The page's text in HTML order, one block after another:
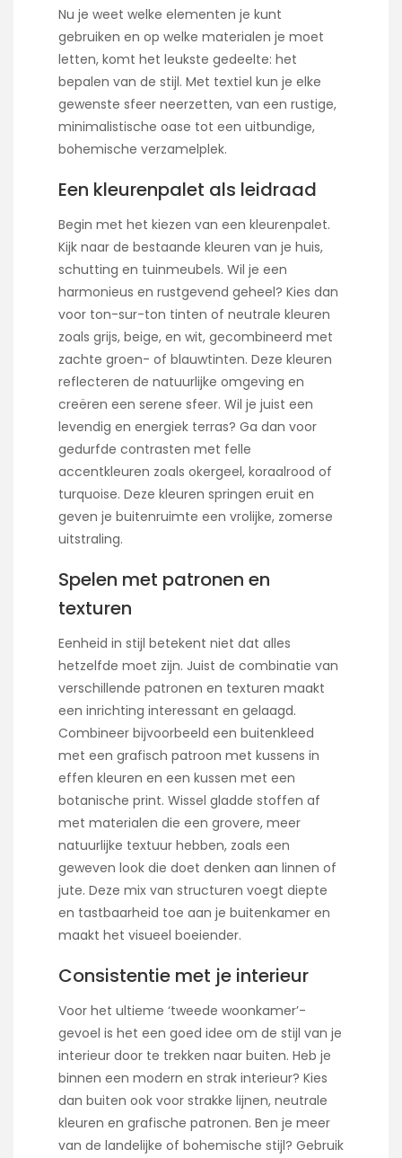
Nu je weet welke elementen je kunt
gebruiken en op welke materialen je moet
letten, komt het leukste gedeelte: het
bepalen van de stijl. Met textiel kun je elke
gewenste sfeer neerzetten, van een rustige,
minimalistische oase tot een uitbundige,
bohemische verzamelplek.
Een kleurenpalet als leidraad
Begin met het kiezen van een kleurenpalet.
Kijk naar de bestaande kleuren van je huis,
schutting en tuinmeubels. Wil je een
harmonieus en rustgevend geheel? Kies dan
voor ton-sur-ton tinten of neutrale kleuren
zoals grijs, beige, en wit, gecombineerd met
zachte groen- of blauwtinten. Deze kleuren
reflecteren de natuurlijke omgeving en
creëren een serene sfeer. Wil je juist een
levendig en energiek terras? Ga dan voor
gedurfde contrasten met felle
accentkleuren zoals okergeel, koraalrood of
turquoise. Deze kleuren springen eruit en
geven je buitenruimte een vrolijke, zomerse
uitstraling.
Spelen met patronen en
texturen
Eenheid in stijl betekent niet dat alles
hetzelfde moet zijn. Juist de combinatie van
verschillende patronen en texturen maakt
een inrichting interessant en gelaagd.
Combineer bijvoorbeeld een buitenkleed
met een grafisch patroon met kussens in
effen kleuren en een kussen met een
botanische print. Wissel gladde stoffen af
met materialen die een grovere, meer
natuurlijke textuur hebben, zoals een
geweven look die doet denken aan linnen of
jute. Deze mix van structuren voegt diepte
en tastbaarheid toe aan je buitenkamer en
maakt het visueel boeiender.
Consistentie met je interieur
Voor het ultieme ‘tweede woonkamer’-
gevoel is het een goed idee om de stijl van je
interieur door te trekken naar buiten. Heb je
binnen een modern en strak interieur? Kies
dan buiten ook voor strakke lijnen, neutrale
kleuren en grafische patronen. Ben je meer
van de landelijke of bohemische stijl? Gebruik